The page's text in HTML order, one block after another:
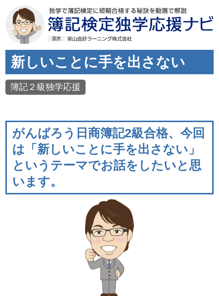
新しいことに手を出さない
簿記２級独学応援
がんばろう日商簿記2級合格、今回
は「新しいことに手を出さない」
というテーマでお話をしたいと思
います。